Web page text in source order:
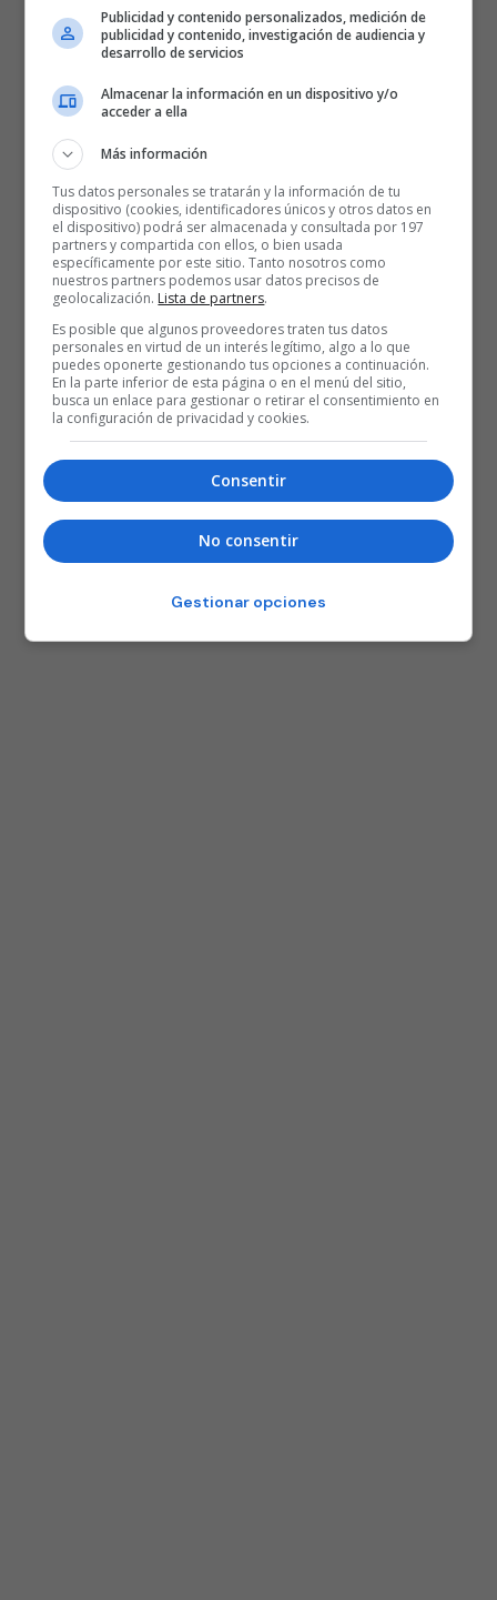
Publicidad y contenido personalizados, medición de
publicidad y contenido, investigación de audiencia y
desarrollo de servicios
Almacenar la información en un dispositivo y/o
acceder a ella
Más información
Tus datos personales se tratarán y la información de tu
dispositivo (cookies, identificadores únicos y otros datos en
el dispositivo) podrá ser almacenada y consultada por 197
partners y compartida con ellos, o bien usada
específicamente por este sitio. Tanto nosotros como
nuestros partners podemos usar datos precisos de
geolocalización. Lista de partners.
Es posible que algunos proveedores traten tus datos
personales en virtud de un interés legítimo, algo a lo que
puedes oponerte gestionando tus opciones a continuación.
En la parte inferior de esta página o en el menú del sitio,
busca un enlace para gestionar o retirar el consentimiento en
la configuración de privacidad y cookies.
Consentir
No consentir
Gestionar opciones